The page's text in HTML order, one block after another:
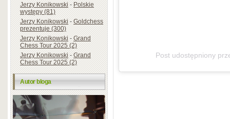
Jerzy Konikowski-Polskie
występy (81)
Jerzy Konikowski-Goldchess
prezentuje (300)
Jerzy Konikowski-Grand
Chess Tour 2025 (2)
Jerzy Konikowski-Grand
Chess Tour 2025 (2)
Autor bloga
Post udostępniony